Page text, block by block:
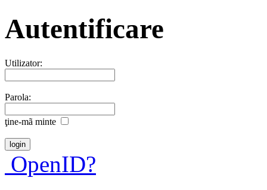
Autentificare
Utilizator:
Parola:
ţine-mã minte
OpenID?